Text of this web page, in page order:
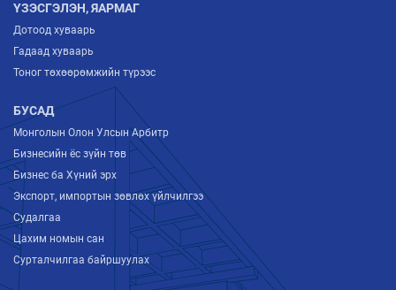
ҮЗЭСГЭЛЭН, ЯАРМАГ
Дотоод хуваарь
Гадаад хуваарь
Тоног төхөөрөмжийн түрээс
БУСАД
Монголын Олон Улсын Арбитр
Бизнесийн ёс зүйн төв
Бизнес ба Хүний эрх
Экспорт, импортын зөвлөх үйлчилгээ
Судалгаа
Цахим номын сан
Сурталчилгаа байршуулах